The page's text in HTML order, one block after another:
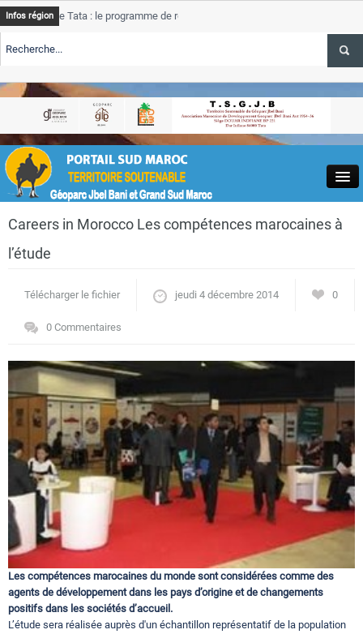
Close
Actualités
Circuits touristiques
Tourisme
Régions
Hotels
Evenements
Infos région
de Tata : le programme de rehabilitation post-inondations
TSGJB Tourisme : l’ONMT renforce l’aerien a Dakhla et
Tata
TSGJB Tourisme au Maroc : Transavia renforce les vols Paris-
Careers in Morocco Les compétences marocaines à
l’étude
Télécharger le fichier jeudi 4 décembre 2014 0
0 Commentaires
Les compétences marocaines du monde sont considérées comme des
agents de développement dans les pays d’origine et de changements
positifs dans les sociétés d’accueil.
L’étude sera réalisée auprès d'un échantillon représentatif de la population